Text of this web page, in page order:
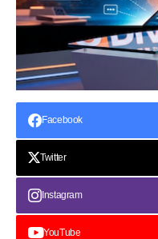
Facebook
Twitter
Instagram
YouTube